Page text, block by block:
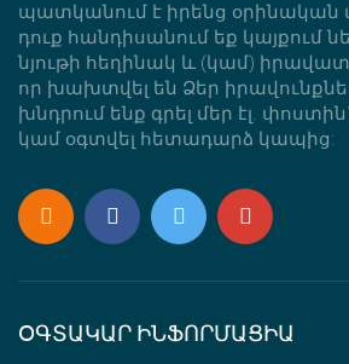
պատկանում է իրենց օրինական
դուք հանդիսանում եք կայքում
նյութի հեղինակ և (կամ)
որ խախտվել են Ձեր
խնդրում ենք գրել մեր էլ. փոստին`
կամ օգտվել հետադարձ կապից:
ՕԳՏԱԿԱՐ ԻՆՖՈՐՄԱՑԻԱ